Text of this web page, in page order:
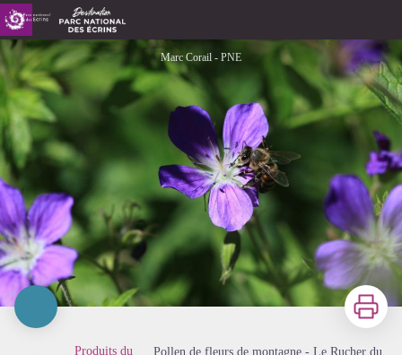
Pollen de fleurs de montagne - Le Rucher du Chardon Bleu
Marc Corail - PNE
Imprimer
Produits du
Pollen de fleurs de montagne - Le Rucher du